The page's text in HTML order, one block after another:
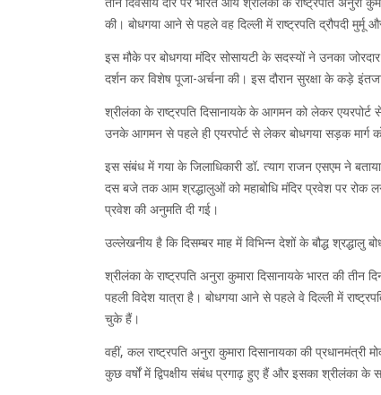
की। बोधगया आने से पहले वह दिल्ली में राष्ट्रपति द्रौपदी
इस मौके पर बोधगया मंदिर सोसायटी के सदस्यों ने उनका
दर्शन कर विशेष पूजा-अर्चना की। इस दौरान सुरक्षा के कड़े
श्रीलंका के राष्ट्रपति दिसानायके के आगमन को लेकर एयरपोर्ट
उनके आगमन से पहले ही एयरपोर्ट से लेकर बोधगया सड़क मार्ग
इस संबंध में गया के जिलाधिकारी डॉ. त्याग राजन एसएम ने
दस बजे तक आम श्रद्धालुओं को महाबोधि मंदिर प्रवेश पर रोक
प्रवेश की अनुमति दी गई।
उल्लेखनीय है कि दिसम्बर माह में विभिन्न देशों के बौद्ध
श्रीलंका के राष्ट्रपति अनुरा कुमारा दिसानायके भारत की तीन
पहली विदेश यात्रा है। बोधगया आने से पहले वे दिल्ली में
चुके हैं।
वहीं, कल राष्ट्रपति अनुरा कुमारा दिसानायका की
कुछ वर्षों में द्विपक्षीय संबंध प्रगाढ़ हुए हैं और इसका श्रीलंका के